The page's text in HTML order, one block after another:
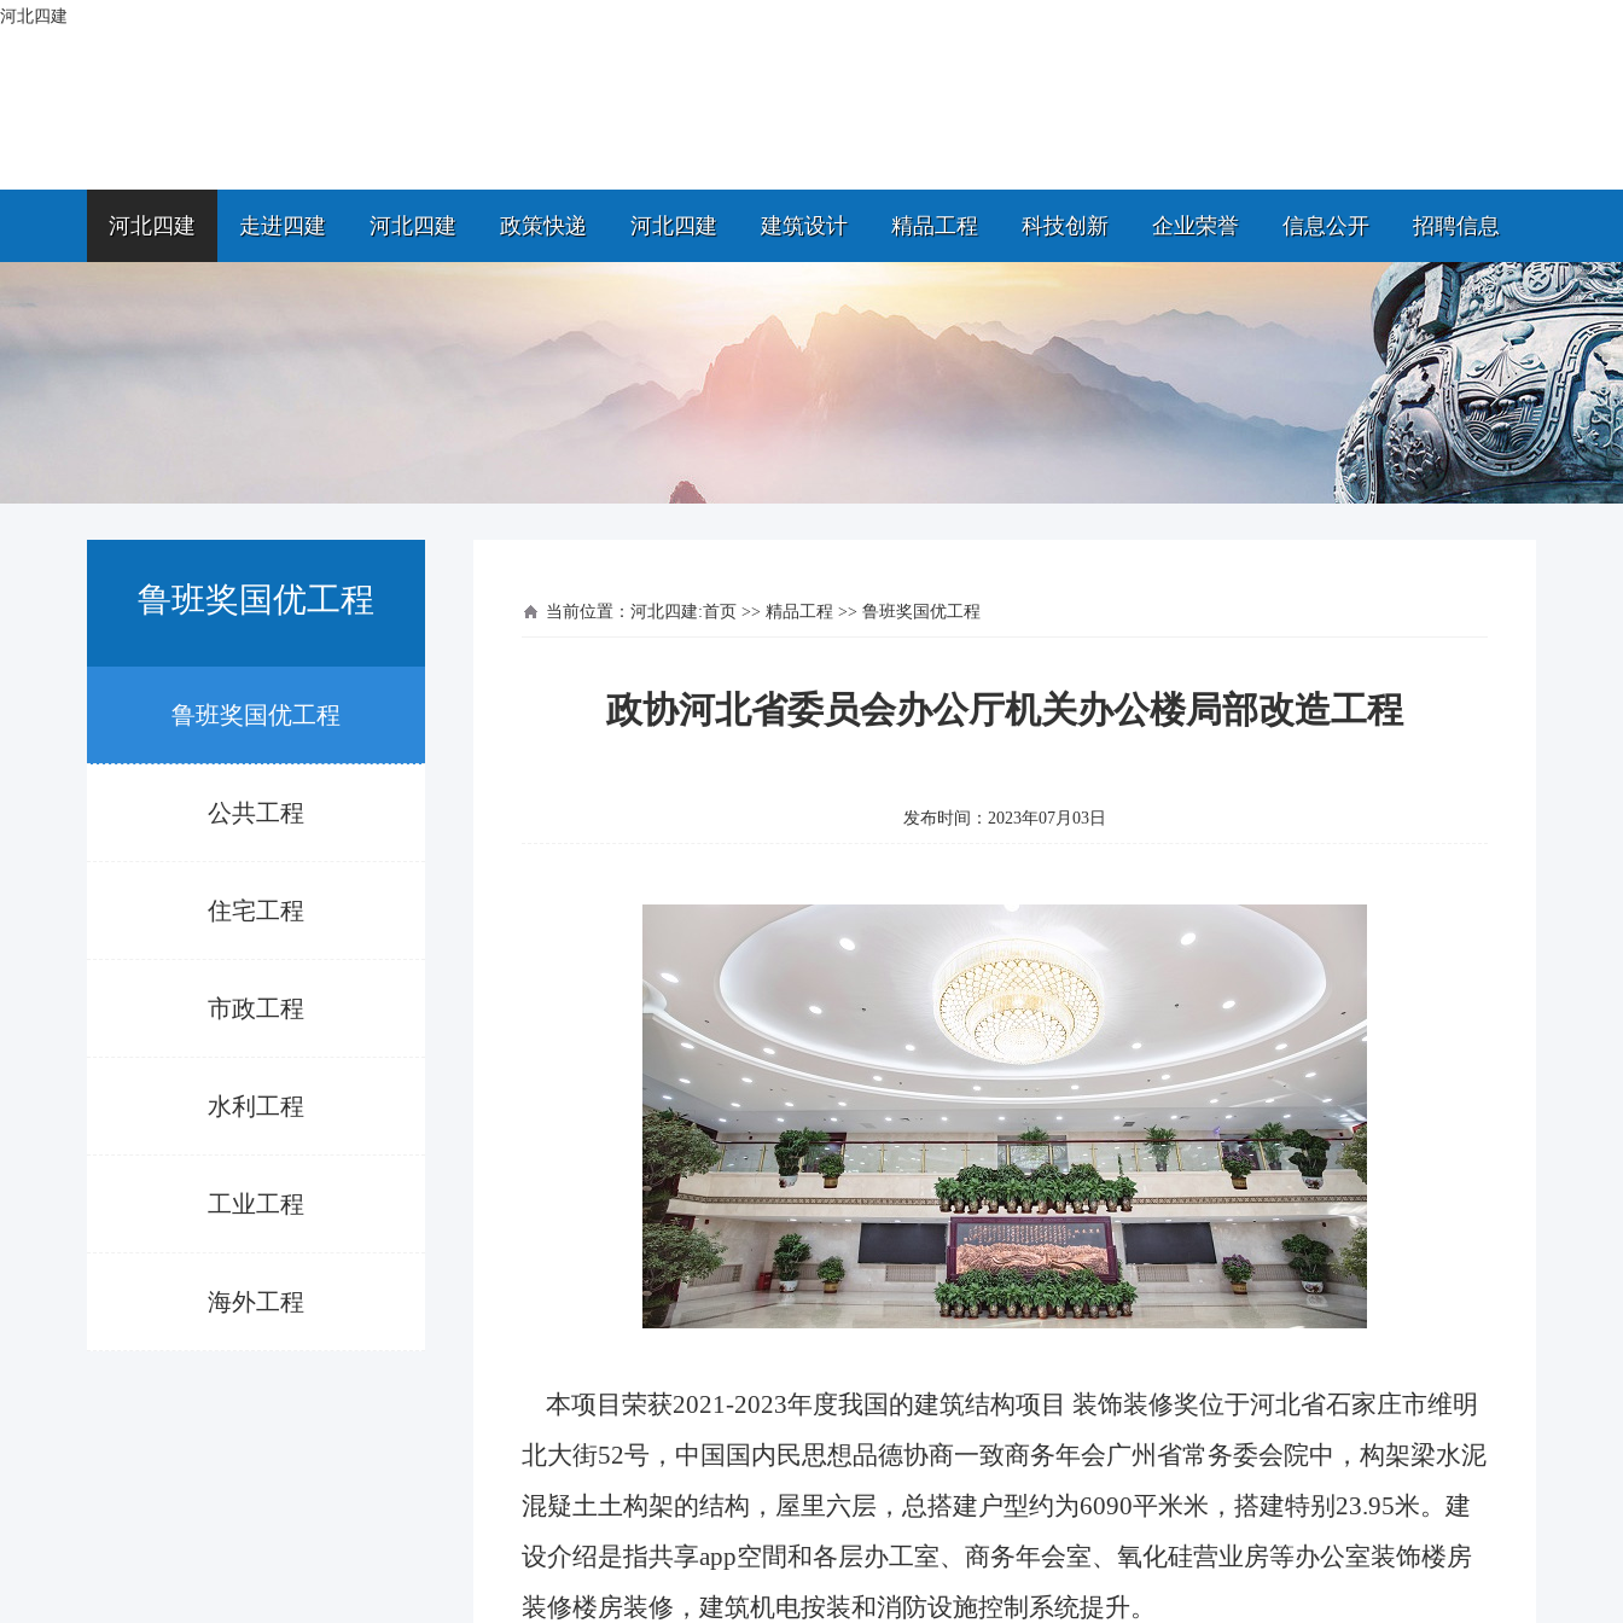
河北四建
河北四建 走进四建 河北四建 政策快递 河北四建 建筑设计 精品工程 科技创新 企业荣誉 信息公开 招聘信息
鲁班奖国优工程
鲁班奖国优工程
公共工程
住宅工程
市政工程
水利工程
工业工程
海外工程
当前位置： 河北四建:首页 >> 精品工程 >> 鲁班奖国优工程
政协河北省委员会办公厅机关办公楼局部改造工程
发布时间：2023年07月03日
本项目荣获2021-2023年度我国的建筑结构项目 装饰装修奖位于河北省石家庄市维明
北大街52号，中国国内民思想品德协商一致商务年会广州省常务委会院中，构架梁水泥
混疑土土构架的结构，屋里六层，总搭建户型约为6090平米米，搭建特别23.95米。建
设介绍是指共享app空間和各层办工室、商务年会室、氧化硅营业房等办公室装饰楼房
装修楼房装修，建筑机电按装和消防设施控制系统提升。